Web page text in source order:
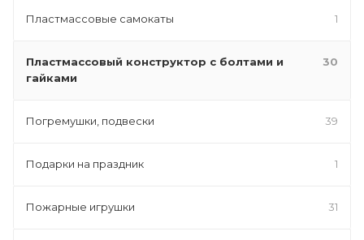
Пластмассовые самокаты 1
Пластмассовый конструктор с болтами и
гайками
30
Погремушки, подвески 39
Подарки на праздник 1
Пожарные игрушки 31